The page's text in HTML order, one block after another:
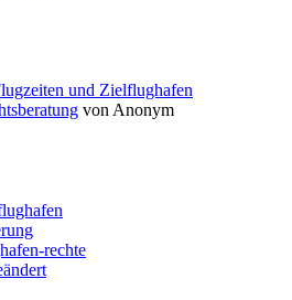
und Zielflughafen
von Anonym
rechte